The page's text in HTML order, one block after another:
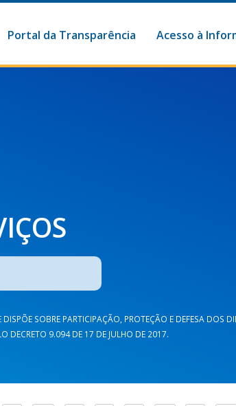
Portal da Transparência Acesso à
SOBRE PARTICIPAÇÃO, PROTEÇÃO E DEFESA DOS
DECRETO 9.094 DE 17 DE JULHO DE 2017.